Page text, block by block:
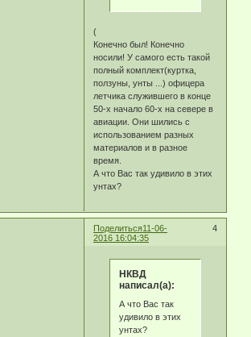
(
Конечно был! Конечно
носили! У самого есть такой
полный комплект(куртка,
ползуны, унты ...) офицера
летчика служившего в конце
50-х начало 60-х на севере в
авиации. Они шились с
использованием разных
материалов и в разное
время.
А что Вас так удивило в этих
унтах?
Поделиться 4
11-06-
2016 16:04:35
НКВД
написал(а):
А что Вас так
удивило в этих
унтах?